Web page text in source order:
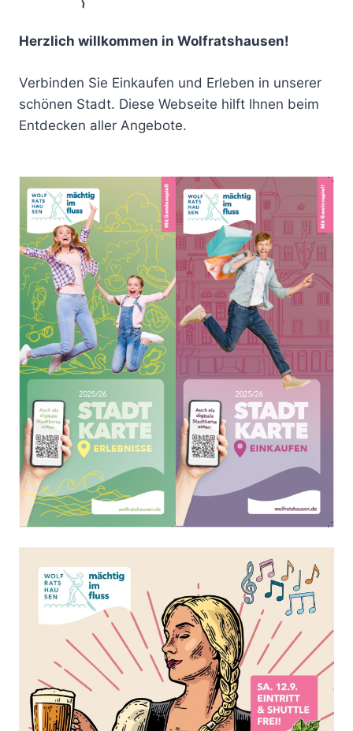
Herzlich willkommen in Wolfratshausen!
Verbinden Sie Einkaufen und Erleben in unserer
schönen Stadt. Diese Webseite hilft Ihnen beim
Entdecken aller Angebote.